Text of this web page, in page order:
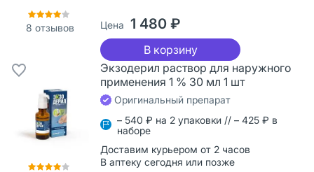
8 отзывов Цена 1 480 ₽
В корзину
Экзодерил раствор для наружного
применения 1 % 30 мл 1 шт
Оригинальный препарат
– 540 ₽ на 2 упаковки // – 425 ₽ в
наборе
Доставим курьером от 2 часов
В аптеку сегодня или позже